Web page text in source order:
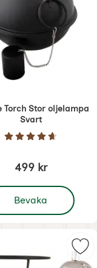
Torch Stor oljelampa
Svart
Betyg: 4.7
499 kr
Bevaka
Torch Stor
Torch Stor